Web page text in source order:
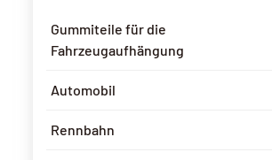
Gummiteile für die
Fahrzeugaufhängung
Automobil
Rennbahn